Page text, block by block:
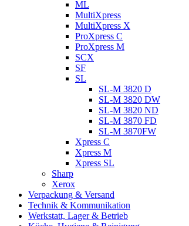
ML
MultiXpress
MultiXpress X
ProXpress C
ProXpress M
SCX
SF
SL
SL-M 3820 D
SL-M 3820 DW
SL-M 3820 ND
SL-M 3870 FD
SL-M 3870FW
Xpress C
Xpress M
Xpress SL
Sharp
Xerox
Verpackung & Versand
Technik & Kommunikation
Werkstatt, Lager & Betrieb